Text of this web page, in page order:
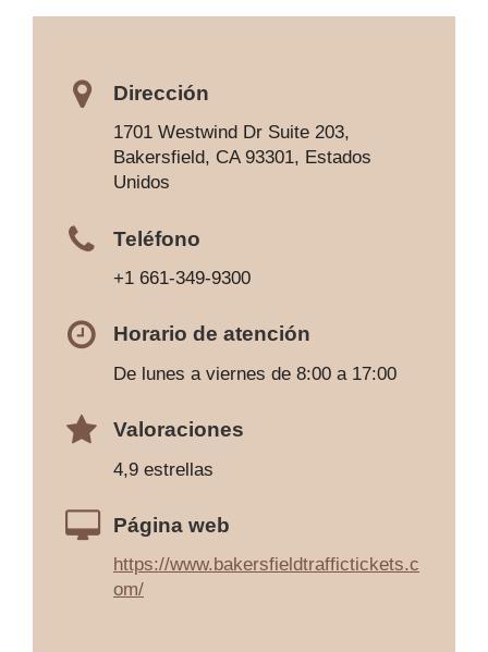
Dirección
1701 Westwind Dr Suite 203,
Bakersfield, CA 93301, Estados
Unidos
Teléfono
+1 661-349-9300
Horario de atención
De lunes a viernes de 8:00 a 17:00
Valoraciones
4,9 estrellas
Página web
https://www.bakersfieldtraffictickets.c
om/